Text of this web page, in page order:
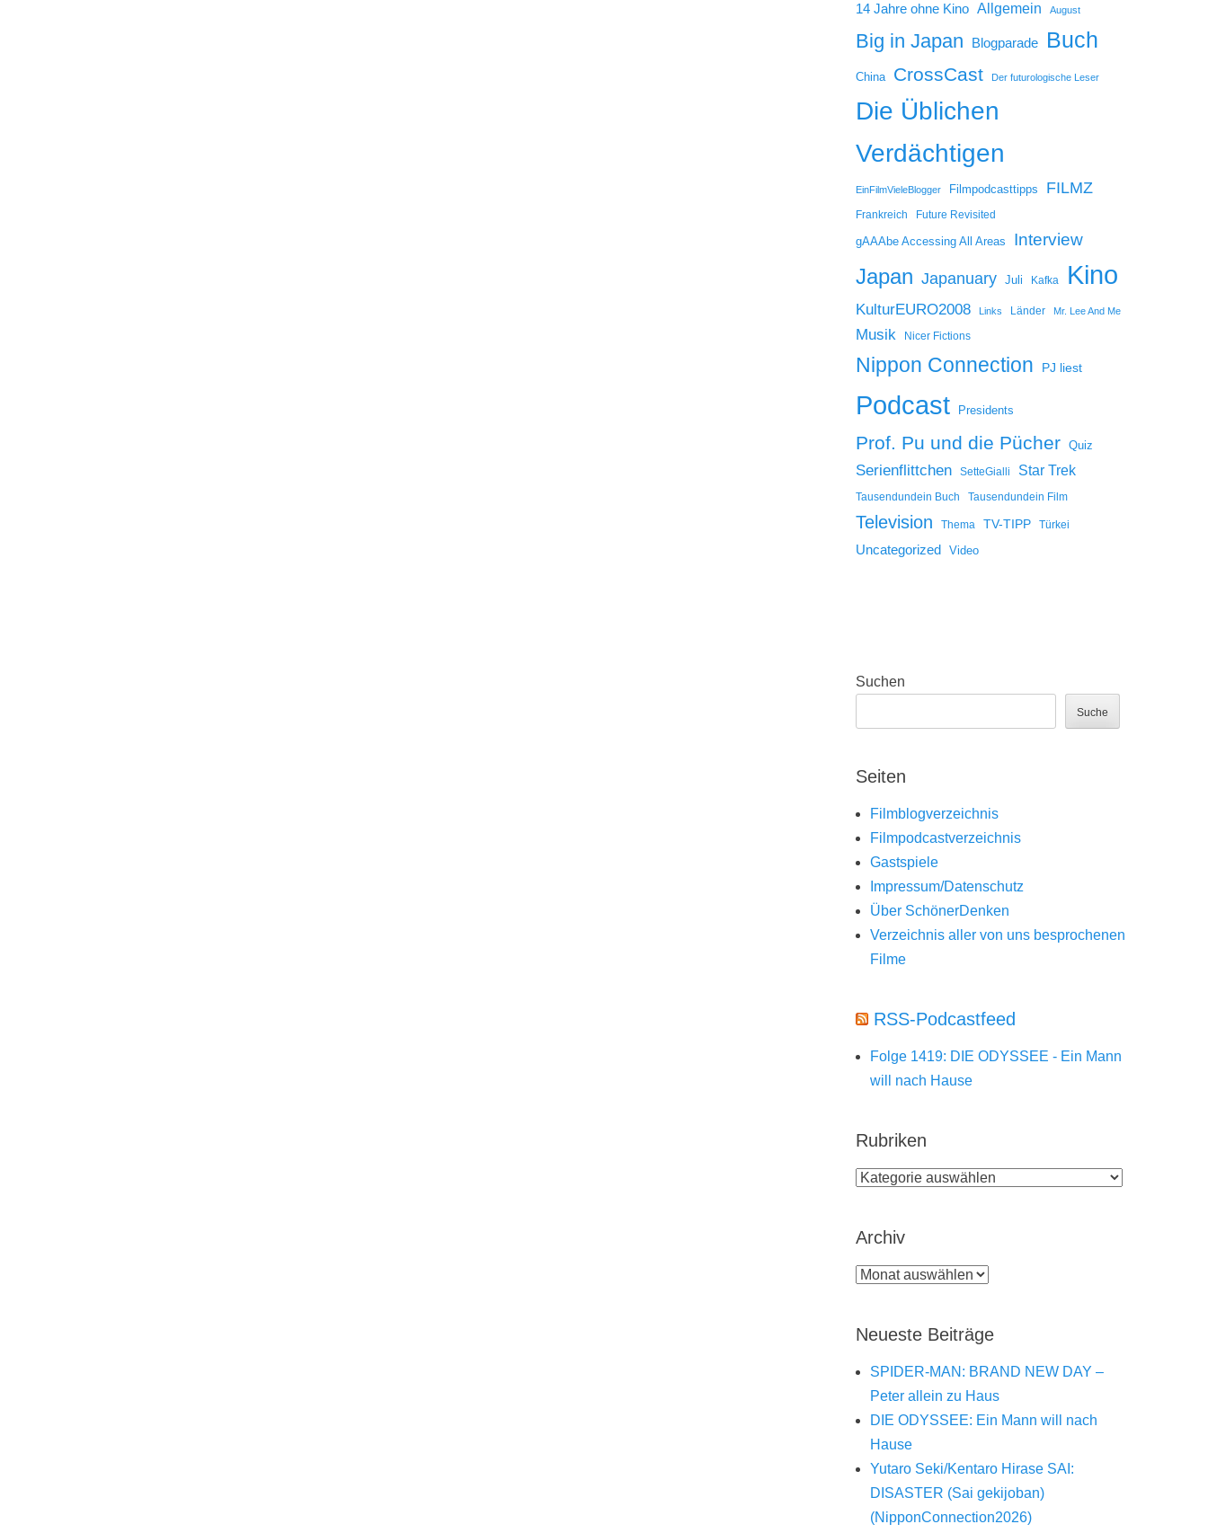
14 Jahre ohne Kino Allgemein August
Big in Japan Blogparade Buch
China CrossCast Der futurologische Leser
Die Üblichen
Verdächtigen
EinFilmVieleBlogger Filmpodcasttipps FILMZ
Frankreich Future Revisited
gAAAbe Accessing All Areas Interview
Japan Japanuary Juli Kafka Kino
KulturEURO2008 Links Länder Mr. Lee And Me
Musik Nicer Fictions
Nippon Connection PJ liest
Podcast Presidents
Prof. Pu und die Pücher Quiz
Serienflittchen SetteGialli Star Trek
Tausendundein Buch Tausendundein Film
Television Thema TV-TIPP Türkei
Uncategorized Video
Suchen
Suche
Seiten
Filmblogverzeichnis
Filmpodcastverzeichnis
Gastspiele
Impressum/Datenschutz
Über SchönerDenken
Verzeichnis aller von uns besprochenen
Filme
RSS-Podcastfeed
Folge 1419: DIE ODYSSEE - Ein Mann
will nach Hause
Rubriken
Rubriken
Archiv
Archiv
Neueste Beiträge
SPIDER-MAN: BRAND NEW DAY –
Peter allein zu Haus
DIE ODYSSEE: Ein Mann will nach
Hause
Yutaro Seki/Kentaro Hirase SAI:
DISASTER (Sai gekijoban)
(NipponConnection2026)